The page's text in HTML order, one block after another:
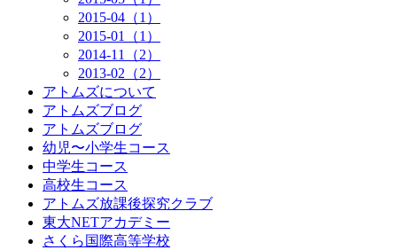
2015-04（1）
2015-01（1）
2014-11（2）
2013-02（2）
アトムズについて
アトムズブログ
アトムズブログ
幼児〜小学生コース
中学生コース
高校生コース
アトムズ放課後探究クラブ
東大NETアカデミー
さくら国際高等学校